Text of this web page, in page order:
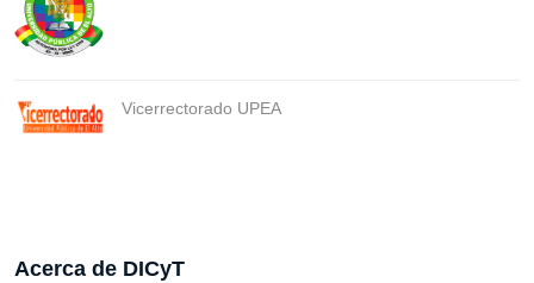
Vicerrectorado UPEA
Acerca de DICyT